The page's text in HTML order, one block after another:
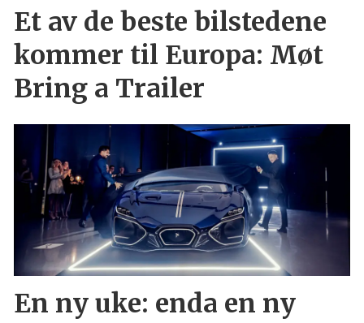
Et av de beste bilstedene
kommer til Europa: Møt
Bring a Trailer
En ny uke: enda en ny